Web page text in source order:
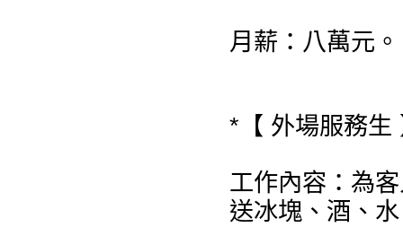
月薪：八萬元。
*【 外場服務生
工作內容：為
送冰塊、酒、